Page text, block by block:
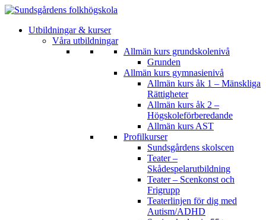
Utbildningar & kurser
Våra utbildningar
Allmän kurs grundskolenivå
Grunden
Allmän kurs gymnasienivå
Allmän kurs åk 1 – Mänskliga
Rättigheter
Allmän kurs åk 2 –
Högskoleförberedande
Allmän kurs AST
Profilkurser
Sundsgårdens skolscen
Teater –
Skådespelarutbildning
Teater – Scenkonst och
Frigrupp
Teaterlinjen för dig med
Autism/ADHD